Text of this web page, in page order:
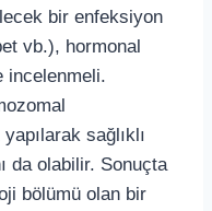
bir enfeksiyon
vb.), hormonal
incelenmeli.
sağlıklı
da olabilir. Sonuçta
bölümü olan bir